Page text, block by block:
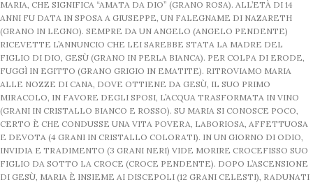
MARIA, CHE SIGNIFICA “AMATA DA DIO” (GRANO ROSA). ALL’ETÀ DI 14
ANNI FU DATA IN SPOSA A GIUSEPPE, UN FALEGNAME DI NAZARETH
(GRANO IN LEGNO). SEMPRE DA UN ANGELO (ANGELO PENDENTE)
RICEVETTE L’ANNUNCIO CHE LEI SAREBBE STATA LA MADRE DEL
FIGLIO DI DIO, GESÙ (GRANO IN PERLA BIANCA). PER COLPA DI ERODE,
FUGGÌ IN EGITTO (GRANO GRIGIO IN EMATITE). RITROVIAMO MARIA
ALLE NOZZE DI CANA, DOVE OTTIENE DA GESÙ, IL SUO PRIMO
MIRACOLO, IN FAVORE DEGLI SPOSI, L’ACQUA TRASFORMATA IN VINO
(GRANI IN CRISTALLO BIANCO E ROSSO). SU MARIA SI CONOSCE POCO,
CERTO È CHE CONDUSSE UNA VITA POVERA, LABORIOSA, AFFETTUOSA
E DEVOTA (4 GRANI IN CRISTALLO COLORATI). IN UN GIORNO DI ODIO,
INVIDIA E TRADIMENTO (3 GRANI NERI) VIDE MORIRE CROCEFISSO SUO
FIGLIO DA SOTTO LA CROCE (CROCE PENDENTE). DOPO L’ASCENSIONE
DI GESÙ, MARIA È INSIEME AI DISCEPOLI (12 GRANI CELESTI), RADUNATI